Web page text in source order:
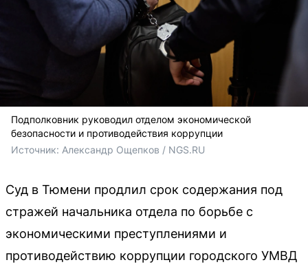
Подполковник руководил отделом экономической
безопасности и противодействия коррупции
Источник: Александр Ощепков / NGS.RU
Суд в Тюмени продлил срок содержания под
стражей начальника отдела по борьбе с
экономическими преступлениями и
противодействию коррупции городского УМВД